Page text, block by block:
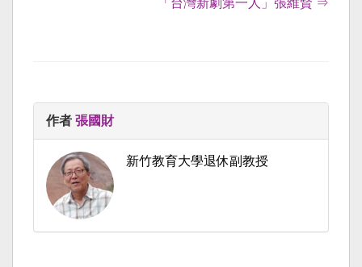
「台灣新劇第一人」張維賢 ⇒
作者 張國財
新竹教育大學退休副教授